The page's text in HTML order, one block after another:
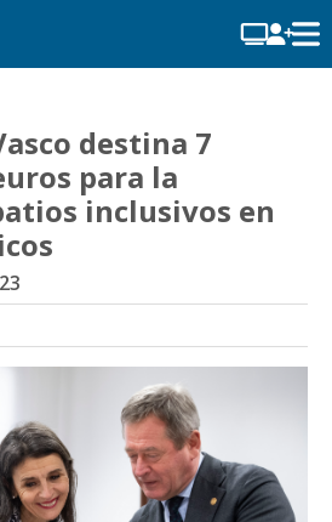
destina 7
para la
inclusivos en